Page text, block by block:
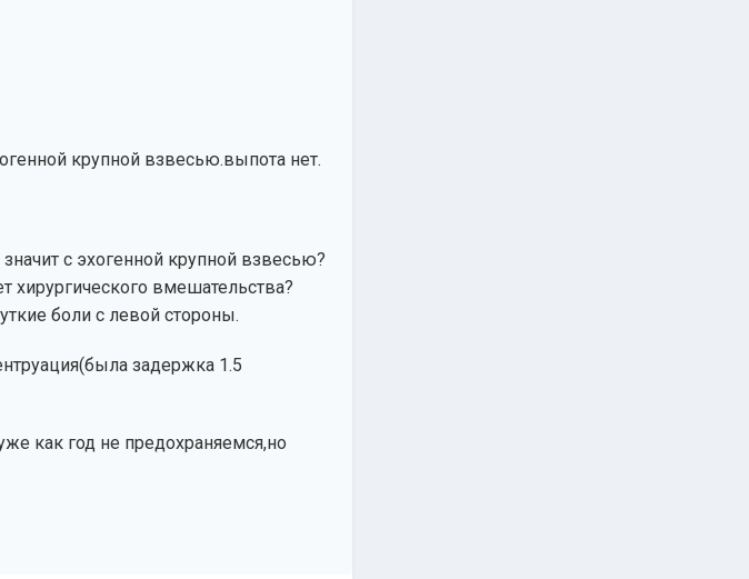
крупной взвесью.выпота нет.
с эхогенной крупной взвесью?
хирургического вмешательства?
боли с левой стороны.
задержка 1.5
как год не предохраняемся,но